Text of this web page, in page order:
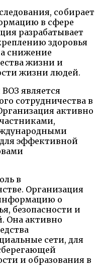
собирает
в сфере
разрабатывает
здоровья
снижение
жизни и
жизни людей.
является
сотрудничества в
активно
эффективной
в
Организация
о
безопасности и
Она активно
сети, для
и образования в